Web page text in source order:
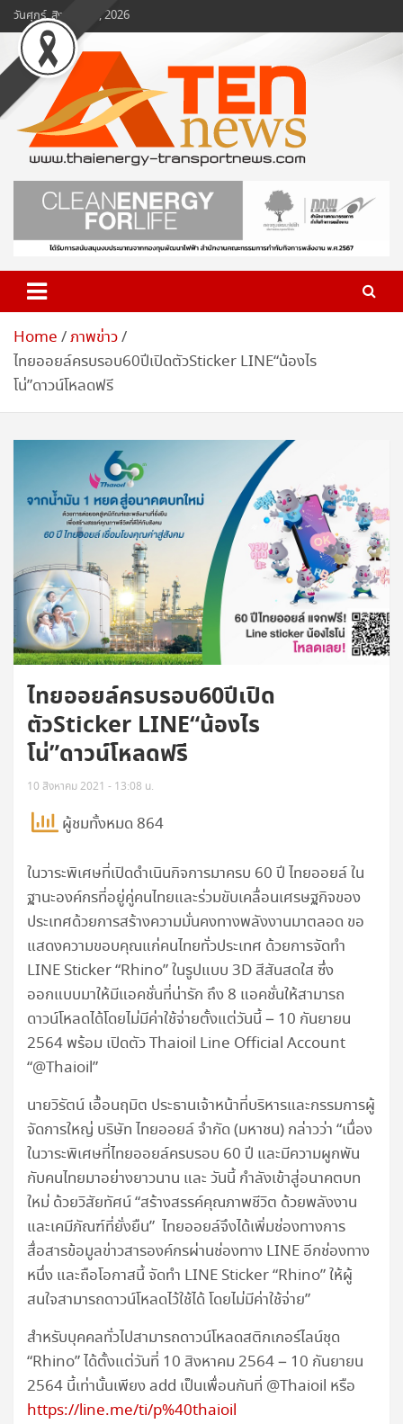
Skip
to
content
วันศุกร์, สิงหาคม 7, 2026
www.ten-news.com
ข่าวพลังงานและคมนาคม
Home ภาพข่าว
ไทยออยล์ครบรอบ60ปีเปิดตัวSticker LINE“น้องไร
โน่”ดาวน์โหลดฟรี
ไทยออยล์ครบรอบ60ปีเปิด
ตัวSticker LINE“น้องไร
โน่”ดาวน์โหลดฟรี
10 สิงหาคม 2021 - 13:08 น.
ผู้ชมทั้งหมด 864
ในวาระพิเศษที่เปิดดำเนินกิจการมาครบ 60 ปี ไทยออยล์ ใน
ฐานะองค์กรที่อยู่คู่คนไทยและร่วมขับเคลื่อนเศรษฐกิจของ
ประเทศด้วยการสร้างความมั่นคงทางพลังงานมาตลอด ขอ
แสดงความขอบคุณแก่คนไทยทั่วประเทศ ด้วยการจัดทำ
LINE Sticker “Rhino” ในรูปแบบ 3D สีสันสดใส ซึ่ง
ออกแบบมาให้มีแอคชั่นที่น่ารัก ถึง 8 แอคชั่นให้สามารถ
ดาวน์โหลดได้โดยไม่มีค่าใช้จ่ายตั้งแต่วันนี้ – 10 กันยายน
2564 พร้อม เปิดตัว Thaioil Line Official Account
“@Thaioil”
นายวิรัตน์ เอื้อนฤมิต ประธานเจ้าหน้าที่บริหารและกรรมการผู้
จัดการใหญ่ บริษัท ไทยออยล์ จำกัด (มหาชน) กล่าวว่า “เนื่อง
ในวาระพิเศษที่ไทยออยล์ครบรอบ 60 ปี และมีความผูกพัน
กับคนไทยมาอย่างยาวนาน และ วันนี้ กำลังเข้าสู่อนาคตบท
ใหม่ ด้วยวิสัยทัศน์ “สร้างสรรค์คุณภาพชีวิต ด้วยพลังงาน
และเคมีภัณฑ์ที่ยั่งยืน” ไทยออยล์จึงได้เพิ่มช่องทางการ
สื่อสารข้อมูลข่าวสารองค์กรผ่านช่องทาง LINE อีกช่องทาง
หนึ่ง และถือโอกาสนี้ จัดทำ LINE Sticker “Rhino” ให้ผู้
สนใจสามารถดาวน์โหลดไว้ใช้ได้ โดยไม่มีค่าใช้จ่าย”
สำหรับบุคคลทั่วไปสามารถดาวน์โหลดสติกเกอร์ไลน์ชุด
“Rhino” ได้ตั้งแต่วันที่ 10 สิงหาคม 2564 – 10 กันยายน
2564 นี้เท่านั้นเพียง add เป็นเพื่อนกันที่ @Thaioil หรือ
https://line.me/ti/p%40thaioil